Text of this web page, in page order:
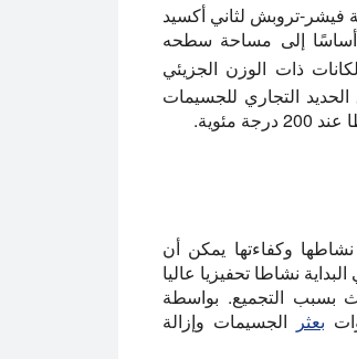
فيشر-تروبش لثاني أكسيد
أساسًا إلى مساحة سطحه
ذات الوزن الجزيئي
بمسحوق الحديد التجاري للجسيمات
وكفاءتها يمكن أن
نشاطا تحفيزيا عاليا
بسبب التجميع. بواسطة
بعثر
الجسيمات وإزالة